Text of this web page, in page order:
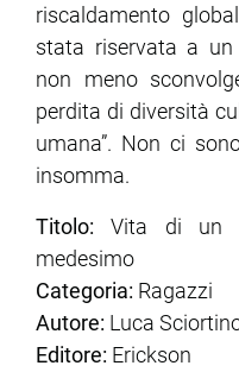
riscaldamento
stata riservata a
non meno
perdita di diversità
umana”. Non ci
insomma.
Titolo: ​​​Vita di un
medesimo
Categoria: Ragazzi
Autore: Luca
Editore: Erickson